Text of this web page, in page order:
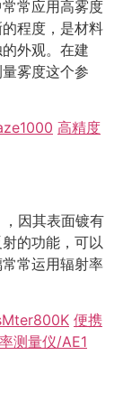
常应用高雾度
程度，是材料
外观。在建
雾度这个参
高精度
因其表面镀有
的功能，可以
常运用辐射率
便携
测量仪/AE1